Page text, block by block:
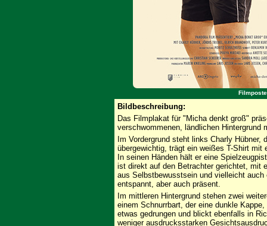
Bildbeschreibung:
Das Filmplakat für "Micha denkt groß"
verschwommenen, ländlichen Hintergrund
Im Vordergrund steht links Charly
übergewichtig, trägt ein weißes T-Shirt mit
In seinen Händen hält er eine
ist direkt auf den Betrachter gerichtet, mit
aus Selbstbewusstsein und vielleicht
entspannt, aber auch präsent.
Im mittleren Hintergrund stehen zwei
einem Schnurrbart, der eine dunkle
etwas gedrungen und blickt ebenfalls in
weniger ausdrucksstarken